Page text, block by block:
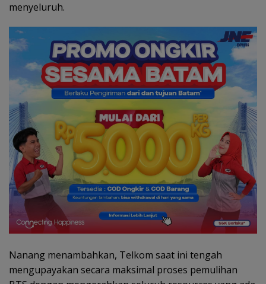
menyeluruh.
Nanang menambahkan, Telkom saat ini tengah
mengupayakan secara maksimal proses pemulihan